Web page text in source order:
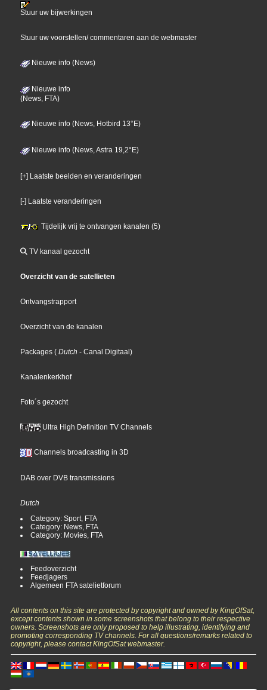
Stuur uw bijwerkingen
Stuur uw voorstellen/ commentaren aan de webmaster
Nieuwe info (News)
Nieuwe info
(News, FTA)
Nieuwe info (News, Hotbird 13°E)
Nieuwe info (News, Astra 19,2°E)
[+] Laatste beelden en veranderingen
[-] Laatste veranderingen
Tijdelijk vrij te ontvangen kanalen (5)
TV kanaal gezocht
Overzicht van de satellieten
Ontvangstrapport
Overzicht van de kanalen
Packages ( Dutch - Canal Digitaal)
Kanalenkerkhof
Foto´s gezocht
Ultra High Definition TV Channels
Channels broadcasting in 3D
DAB over DVB transmissions
Dutch
Category: Sport, FTA
Category: News, FTA
Category: Movies, FTA
Feedoverzicht
Feedjagers
Algemeen FTA satelietforum
All contents on this site are protected by copyright and owned by KingOfSat,
except contents shown in some screenshots that belong to their respective
owners. Screenshots are only proposed to help illustrating, identifying and
promoting corresponding TV channels. For all questions/remarks related to
copyright, please contact KingOfSat webmaster.